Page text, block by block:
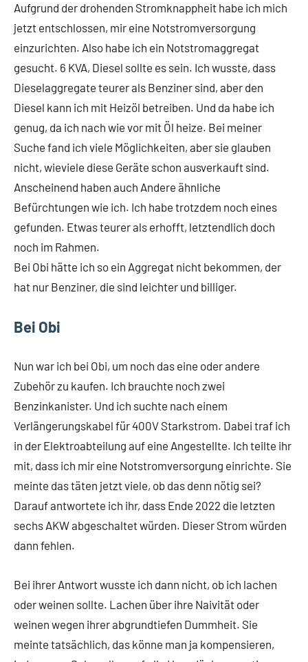
Aufgrund der drohenden Stromknappheit habe ich mich
jetzt entschlossen, mir eine Notstromversorgung
einzurichten. Also habe ich ein Notstromaggregat
gesucht. 6 KVA, Diesel sollte es sein. Ich wusste, dass
Dieselaggregate teurer als Benziner sind, aber den
Diesel kann ich mit Heizöl betreiben. Und da habe ich
genug, da ich nach wie vor mit Öl heize. Bei meiner
Suche fand ich viele Möglichkeiten, aber sie glauben
nicht, wieviele diese Geräte schon ausverkauft sind.
Anscheinend haben auch Andere ähnliche
Befürchtungen wie ich. Ich habe trotzdem noch eines
gefunden. Etwas teurer als erhofft, letztendlich doch
noch im Rahmen.
Bei Obi hätte ich so ein Aggregat nicht bekommen, der
hat nur Benziner, die sind leichter und billiger.
Bei Obi
Nun war ich bei Obi, um noch das eine oder andere
Zubehör zu kaufen. Ich brauchte noch zwei
Benzinkanister. Und ich suchte nach einem
Verlängerungskabel für 400V Starkstrom. Dabei traf ich
in der Elektroabteilung auf eine Angestellte. Ich teilte ihr
mit, dass ich mir eine Notstromversorgung einrichte. Sie
meinte das täten jetzt viele, ob das denn nötig sei?
Darauf antwortete ich ihr, dass Ende 2022 die letzten
sechs AKW abgeschaltet würden. Dieser Strom würden
dann fehlen.
Bei ihrer Antwort wusste ich dann nicht, ob ich lachen
oder weinen sollte. Lachen über ihre Naivität oder
weinen wegen ihrer abgrundtiefen Dummheit. Sie
meinte tatsächlich, das könne man ja kompensieren,